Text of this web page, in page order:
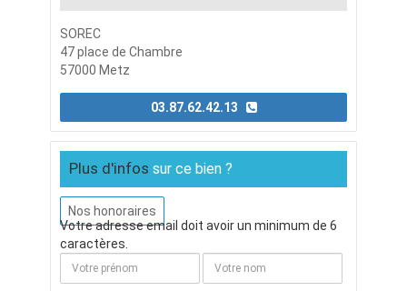
SOREC
47 place de Chambre
57000 Metz
Plus d'infos sur ce bien ?
Nos honoraires
Votre adresse email doit avoir un minimum de 6
caractères.